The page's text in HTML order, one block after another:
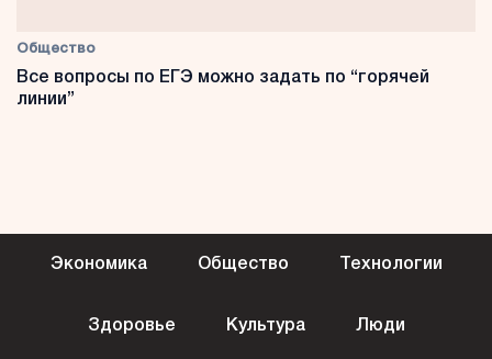
Общество
Все вопросы по ЕГЭ можно задать по “горячей
линии”
Экономика Общество Технологии
Здоровье Культура Люди